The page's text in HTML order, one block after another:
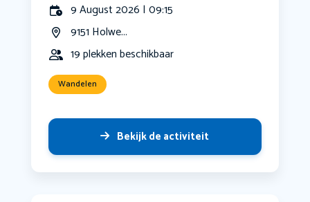
9 August 2026 | 09:15
9151 Holwe...
19 plekken beschikbaar
Wandelen
Bekijk de activiteit